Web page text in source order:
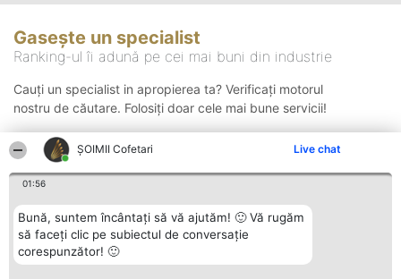
ȘOIMII Cofetari Live chat
01:56
Bună, suntem încântați să vă ajutăm! 🙂 Vă rugăm
să faceți clic pe subiectul de conversație
corespunzător! 🙂
Gasește un specialist
Ranking-ul îi adună pe cei mai buni din industrie
Cauți un specialist in apropierea ta? Verificați motorul
nostru de căutare. Folosiți doar cele mai bune servicii!